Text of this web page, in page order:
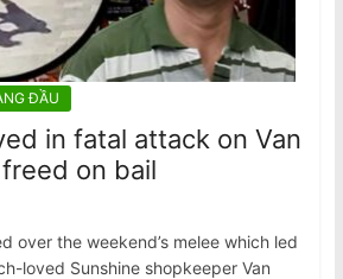
ĐẦU
in fatal attack on Van
on bail
over the weekend’s melee which led
loved Sunshine shopkeeper Van